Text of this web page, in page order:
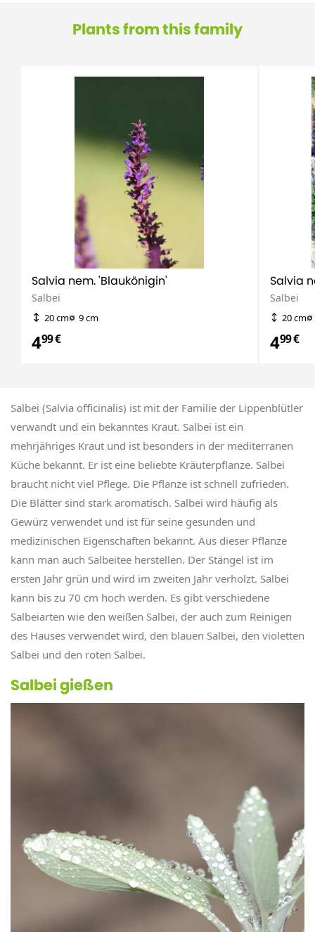
Plants from this family
Salvia nem. 'Blaukönigin'
Salbei
20 cm 9 cm
499 €
Salvia
Salbei
20 cm
499 €
Salbei (Salvia officinalis) ist mit der Familie der Lippenblütler
verwandt und ein bekanntes Kraut. Salbei ist ein
mehrjähriges Kraut und ist besonders in der mediterranen
Küche bekannt. Er ist eine beliebte Kräuterpflanze. Salbei
braucht nicht viel Pflege. Die Pflanze ist schnell zufrieden.
Die Blätter sind stark aromatisch. Salbei wird häufig als
Gewürz verwendet und ist für seine gesunden und
medizinischen Eigenschaften bekannt. Aus dieser Pflanze
kann man auch Salbeitee herstellen. Der Stängel ist im
ersten Jahr grün und wird im zweiten Jahr verholzt. Salbei
kann bis zu 70 cm hoch werden. Es gibt verschiedene
Salbeiarten wie den weißen Salbei, der auch zum Reinigen
des Hauses verwendet wird, den blauen Salbei, den violetten
Salbei und den roten Salbei.
Salbei gießen